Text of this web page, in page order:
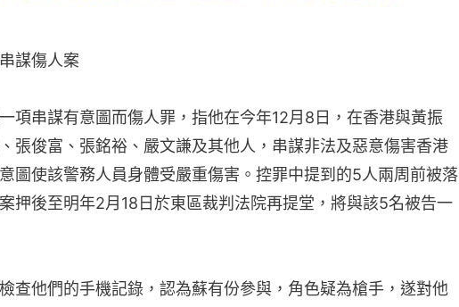
謀傷人案
項串謀有意圖而傷人罪，指他在今年12月8日，在香港與黃振
張俊富、張銘裕、嚴文謙及其他人，串謀非法及惡意傷害香港
圖使該警務人員身體受嚴重傷害。控罪中提到的5人兩周前被落
押後至明年2月18日於東區裁判法院再提堂，將與該5名被告一
查他們的手機記錄，認為蘇有份參與，角色疑為槍手，遂對他